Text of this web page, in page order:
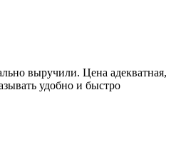
выручили. Цена адекватная,
удобно и быстро